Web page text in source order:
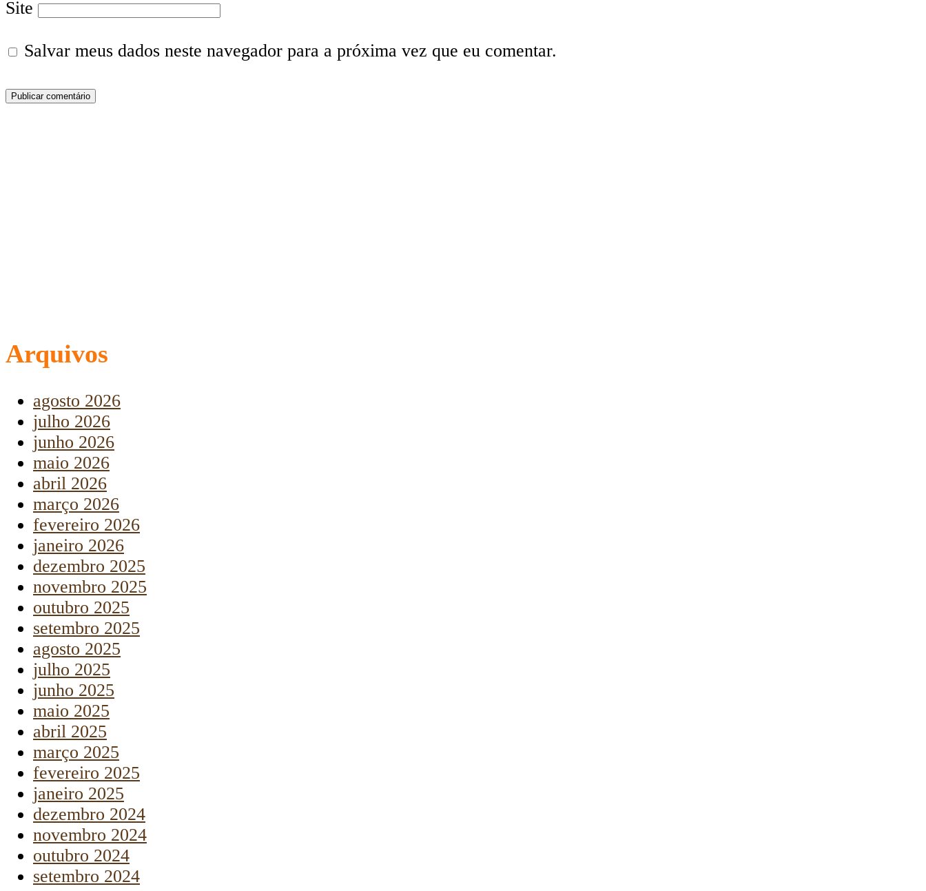
Site
Salvar meus dados neste navegador para a próxima vez que eu comentar.
Arquivos
agosto 2026
julho 2026
junho 2026
maio 2026
abril 2026
março 2026
fevereiro 2026
janeiro 2026
dezembro 2025
novembro 2025
outubro 2025
setembro 2025
agosto 2025
julho 2025
junho 2025
maio 2025
abril 2025
março 2025
fevereiro 2025
janeiro 2025
dezembro 2024
novembro 2024
outubro 2024
setembro 2024